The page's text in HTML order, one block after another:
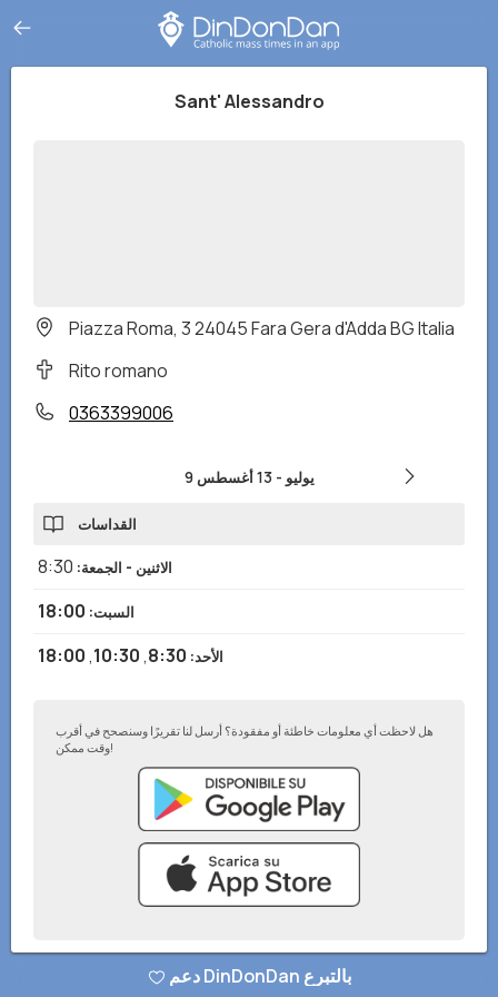
Sant' Alessandro
Piazza Roma, 3 24045 Fara Gera d'Adda BG Italia
Rito romano
0363399006
9 يوليو -13 أغسطس
القداسات
الاثنين - الجمعة:
8:30
السبت:
18:00
الأحد:
8:30
,
10:30
,
18:00
هل لاحظت أي معلومات خاطئة أو مفقودة؟ أرسل لنا تقريرًا وسنصحح في أقرب
وقت ممكن!
© تطبيق DinDonDan 2026– أضف إلى موقعك الإلكتروني
دعم DinDonDan بالتبرع